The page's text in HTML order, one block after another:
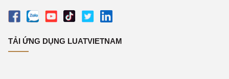
TẢI ỨNG DỤNG LUATVIETNAM